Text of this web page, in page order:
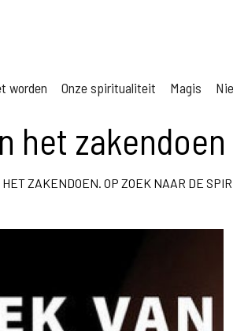
worden Onze spiritualiteit Magis
het zakendoen
ZAKENDOEN. OP ZOEK NAAR DE